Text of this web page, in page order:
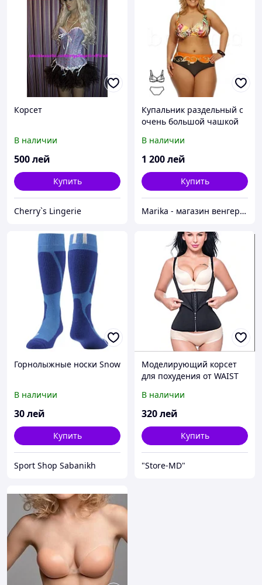
Корсет
В наличии
500лей
Купить
Cherry`s Lingerie
Купальник раздельный с
очень большой чашкой
В наличии
1 200лей
Купить
Marika - магазин венгерских купальников больших размеров
Горнолыжные носки Snow
В наличии
30лей
Купить
Sport Shop Sabanikh
Моделирующий корсет
для похудения от WAIST
В наличии
320лей
Купить
"Store-MD"